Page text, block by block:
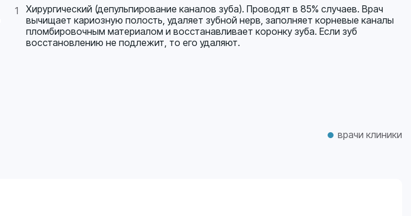
Хирургический (депульпирование каналов зуба). Проводят в 85% случаев. Врач
вычищает кариозную полость, удаляет зубной нерв, заполняет корневые каналы
пломбировочным материалом и восстанавливает коронку зуба. Если зуб
восстановлению не подлежит, то его удаляют.
врачи клиники